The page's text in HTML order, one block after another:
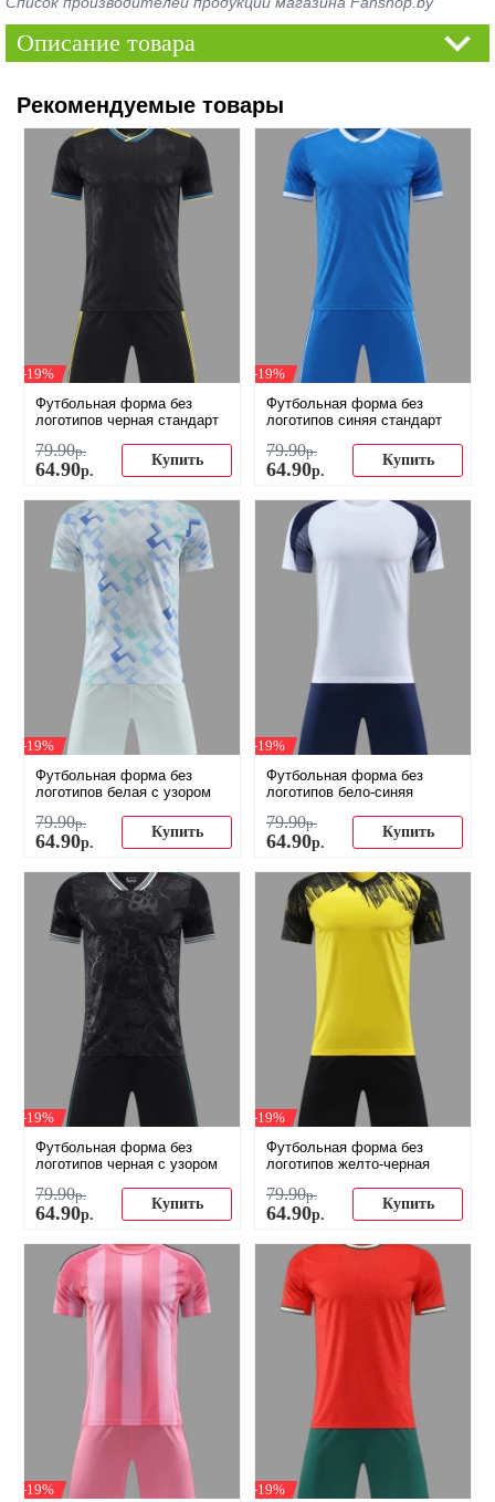
Описание товара
Рекомендуемые товары
-19%
Футбольная форма без
логотипов черная стандарт
79.90р.
64.90р.
Купить
-19%
Футбольная форма без
логотипов синяя стандарт
79.90р.
64.90р.
Купить
-19%
Футбольная форма без
логотипов белая с узором
79.90р.
64.90р.
Купить
-19%
Футбольная форма без
логотипов бело-синяя
79.90р.
64.90р.
Купить
-19%
Футбольная форма без
логотипов черная с узором
79.90р.
64.90р.
Купить
-19%
Футбольная форма без
логотипов желто-черная
79.90р.
64.90р.
Купить
-19% -19%